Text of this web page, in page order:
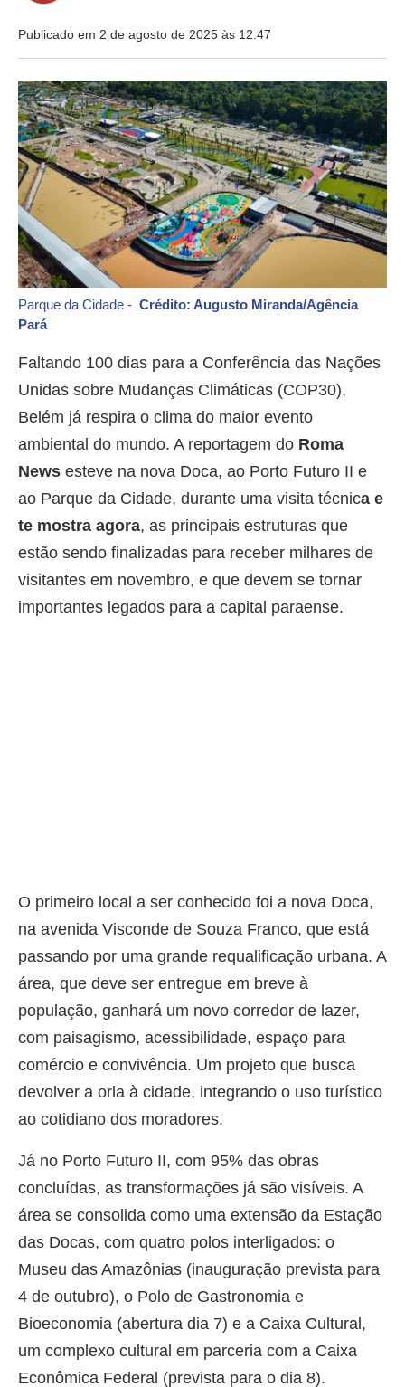
Publicado em 2 de agosto de 2025 às 12:47
Parque da Cidade - Crédito: Augusto Miranda/Agência
Pará
Faltando 100 dias para a Conferência das Nações
Unidas sobre Mudanças Climáticas (COP30),
Belém já respira o clima do maior evento
ambiental do mundo. A reportagem do Roma
News esteve na nova Doca, ao Porto Futuro II e
ao Parque da Cidade, durante uma visita técnica e
te mostra agora, as principais estruturas que
estão sendo finalizadas para receber milhares de
visitantes em novembro, e que devem se tornar
importantes legados para a capital paraense.
O primeiro local a ser conhecido foi a nova Doca,
na avenida Visconde de Souza Franco, que está
passando por uma grande requalificação urbana. A
área, que deve ser entregue em breve à
população, ganhará um novo corredor de lazer,
com paisagismo, acessibilidade, espaço para
comércio e convivência. Um projeto que busca
devolver a orla à cidade, integrando o uso turístico
ao cotidiano dos moradores.
Já no Porto Futuro II, com 95% das obras
concluídas, as transformações já são visíveis. A
área se consolida como uma extensão da Estação
das Docas, com quatro polos interligados: o
Museu das Amazônias (inauguração prevista para
4 de outubro), o Polo de Gastronomia e
Bioeconomia (abertura dia 7) e a Caixa Cultural,
um complexo cultural em parceria com a Caixa
Econômica Federal (prevista para o dia 8).